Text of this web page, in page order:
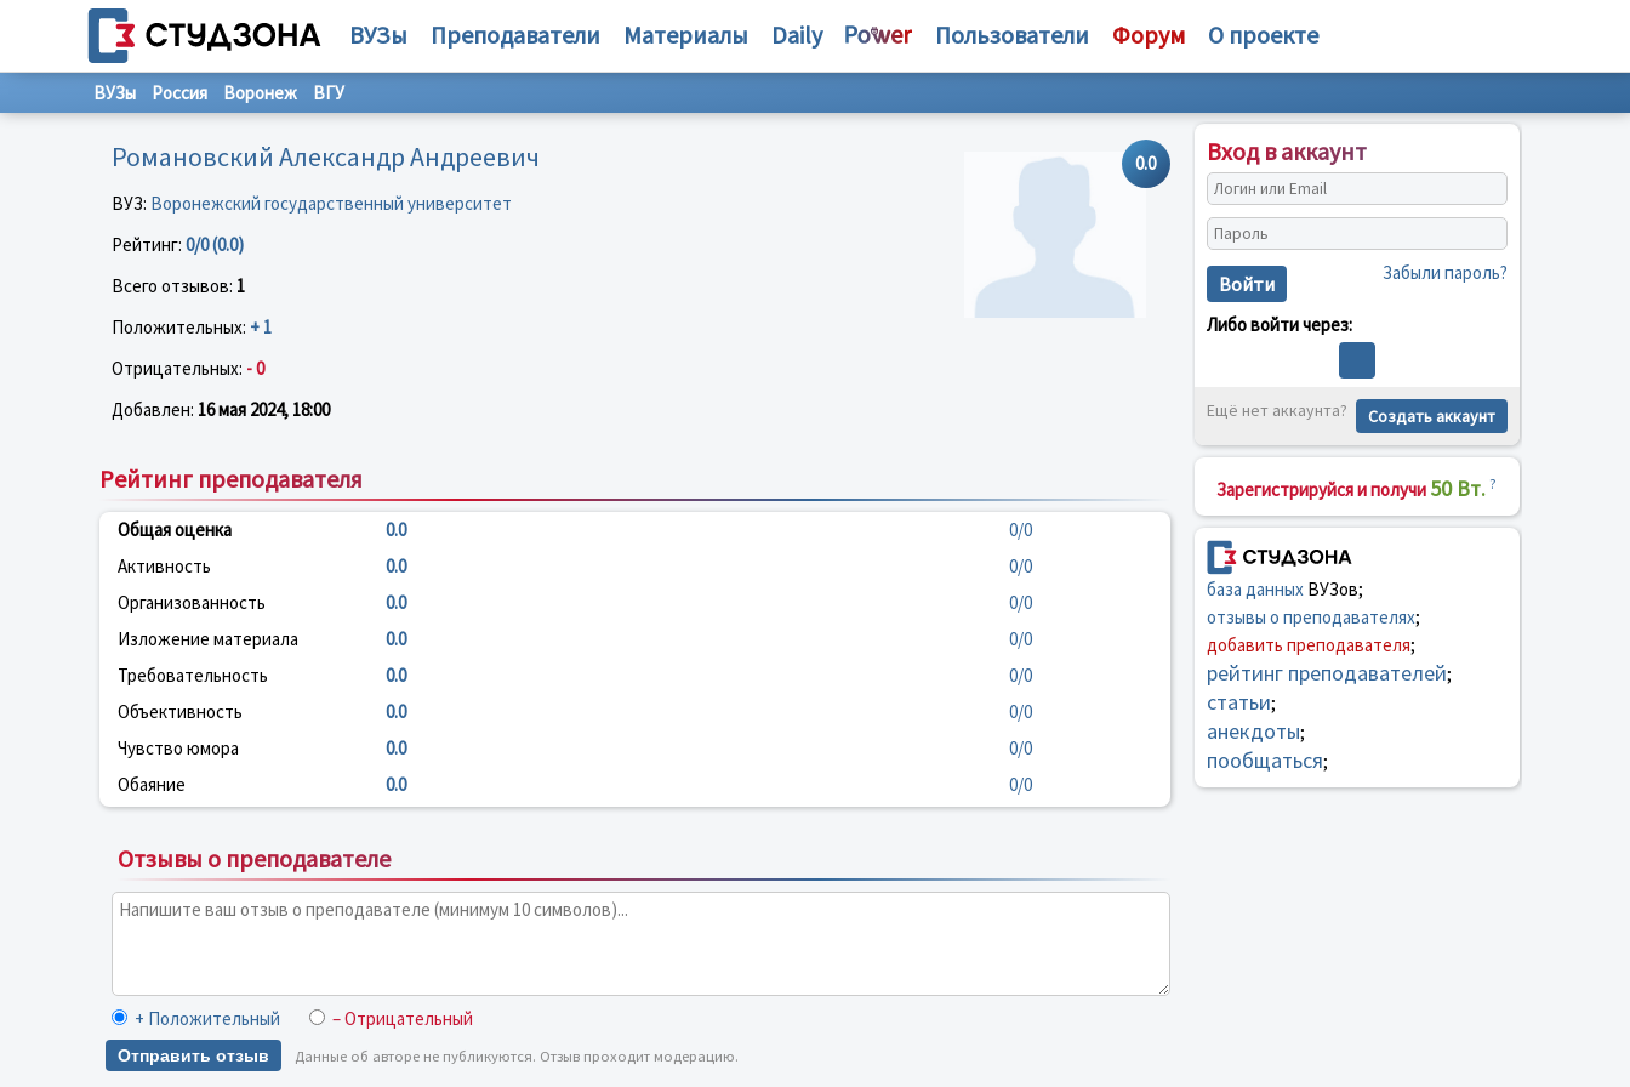
ВУЗы Преподаватели Материалы Daily Пользователи Форум О проекте
ВУЗы Россия Воронеж ВГУ
0.0
Романовский Александр Андреевич
ВУЗ: Воронежский государственный университет
Рейтинг: 0/0 (0.0)
Всего отзывов: 1
Положительных: + 1
Отрицательных: - 0
Добавлен: 16 мая 2024, 18:00
Рейтинг преподавателя
Общая оценка 0.0
0/0
Активность
0.0
0/0
Организованность
0.0
0/0
Изложение материала
0.0
0/0
Требовательность
0.0
0/0
Объективность
0.0
0/0
Чувство юмора
0.0
0/0
Обаяние
0.0 0/0
Отзывы о преподавателе
+ Положительный – Отрицательный
Отправить отзыв Данные об авторе не публикуются. Отзыв проходит модерацию.
Вход в аккаунт
Войти Забыли пароль?
Либо войти через:
Ещё нет аккаунта? Создать аккаунт
Зарегистрируйся и получи 50 Вт. ?
база данныхВУЗов;
отзывы о преподавателях;
добавить преподавателя;
рейтинг преподавателей;
статьи;
анекдоты;
пообщаться;